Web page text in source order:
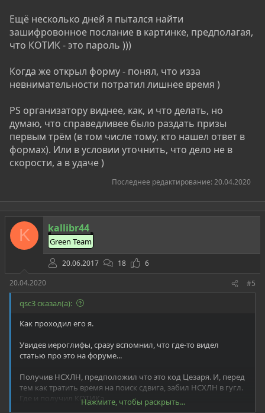
Ещё несколько дней я пытался найти
зашифровонное послание в картинке, предполагая,
что КОТИК - это пароль )))
Когда же открыл форму - понял, что изза
невнимательности потратил лишнее время )
PS организатору виднее, как, и что делать, но
думаю, что справедливее было раздать призы
первым трём (в том числе тому, кто нашел ответ в
формах). Или в условии уточнить, что дело не в
скорости, а в удаче )
Последнее редактирование: 20.04.2020
K kallibr44
Green Team
20.06.2017 18
6
20.04.2020
#5
qsc3 сказал(а):
Как проходил его я.
Увидев иероглифы, сразу вспомнил, что где-то видел
статью про это на форуме...
Получив НСХЛН, предположил что это код Цезаря. И, перед
тем как тратить время на поиск сдвига, забил НСХЛН в гугл.
Где и получил КОТИКа.Нажмите, чтобы раскрыть...